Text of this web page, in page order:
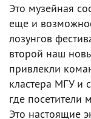
Это музейная
еще и
лозунгов
второй наш
привлекли
кластера МГУ и
где посетители
Это настоящие